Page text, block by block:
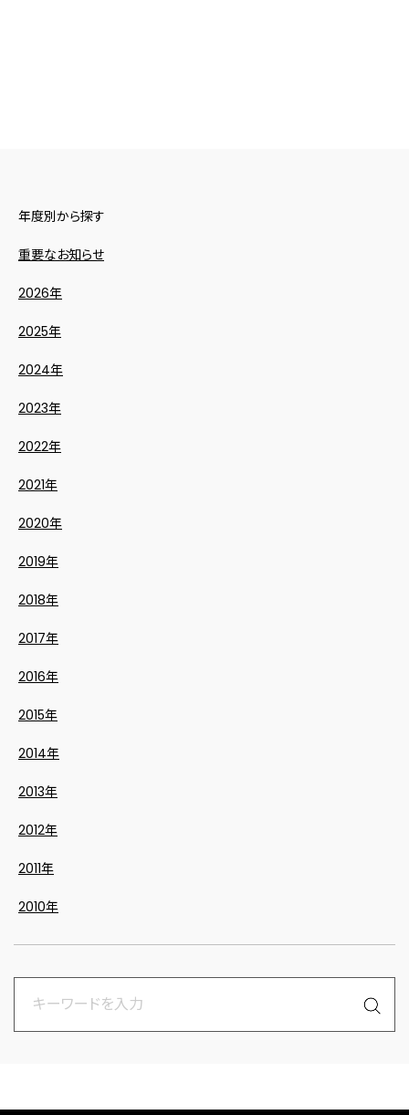
年度別から探す
重要なお知らせ
2026年
2025年
2024年
2023年
2022年
2021年
2020年
2019年
2018年
2017年
2016年
2015年
2014年
2013年
2012年
2011年
2010年